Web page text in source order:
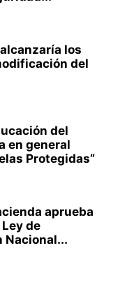
los
del
del
en general
Protegidas”
aprueba
de
Nacional...